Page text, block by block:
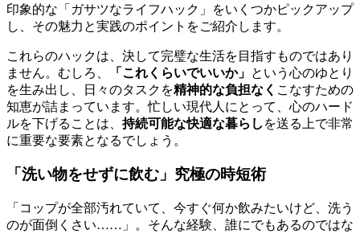
印象的な「ガサツなライフハック」をいくつかピックアップ
し、その魅力と実践のポイントをご紹介します。
これらのハックは、決して完璧な生活を目指すものではあり
ません。むしろ、
「これくらいでいいか」 という心のゆとり
を生み出し、日々のタスクを精神的な負担なく こなすための
知恵が詰まっています。忙しい現代人にとって、心のハード
ルを下げることは、 持続可能な快適な暮らし を送る上で非常
に重要な要素となるでしょう。
「洗い物をせずに飲む」究極の時短術
「コップが全部汚れていて、今すぐ何か飲みたいけど、洗う
のが面倒くさい……」。そんな経験、誰にでもあるのではな